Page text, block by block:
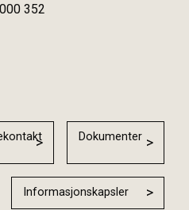
352
Dokumenter
Informasjonskapsler